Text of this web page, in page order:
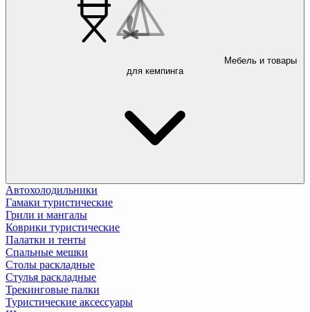
Мебель и товары
для кемпинга
Автохолодильники
Гамаки туристические
Грили и мангалы
Коврики туристические
Палатки и тенты
Спальные мешки
Столы раскладные
Стулья раскладные
Трекинговые палки
Туристические аксессуары